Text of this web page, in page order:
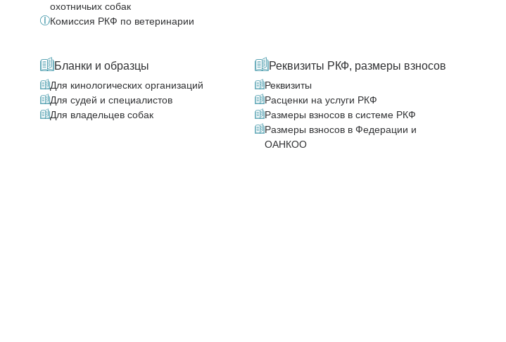
охотничьих собак
Комиссия РКФ по ветеринарии
Бланки и образцы
Для кинологических организаций
Для судей и специалистов
Для владельцев собак
Реквизиты РКФ, размеры взносов
Реквизиты
Расценки на услуги РКФ
Размеры взносов в системе РКФ
Размеры взносов в Федерации и
ОАНКОО